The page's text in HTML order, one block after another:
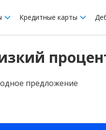
Кредитные карты
предложение